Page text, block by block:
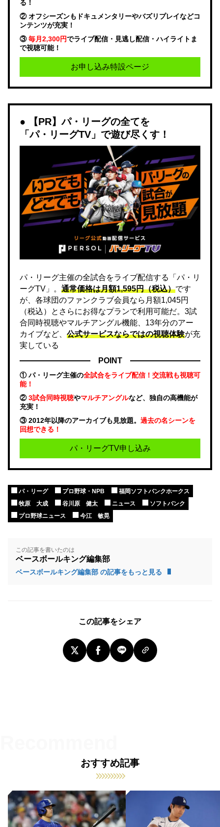
る！
② オフシーズンもドキュメンタリーやバズリプレイなどコ
ンテンツが充実！
③毎月2,300円でライブ配信・見逃し配信・ハイライトま
で視聴可能！
お申し込み特設ページ
【PR】パ・リーグの全てを
「パ・リーグTV」で遊び尽くす！
パ・リーグ主催の全試合をライブ配信する「パ・リ
ーグTV」。 通常価格は月額1,595円（税込）です
が、各球団のファンクラブ会員なら月額1,045円
（税込）とさらにお得なプランで利用可能だ。3試
合同時視聴やマルチアングル機能、13年分のアー
カイブなど、 公式サービスならではの視聴体験が充
実している
POINT
① パ・リーグ主催の全試合をライブ配信！交流戦も視聴可
能！
②3試合同時視聴やマルチアングルなど、独自の高機能が
充実！
③ 2012年以降のアーカイブも見放題。 過去の名シーンを
回想できる！
パ・リーグTV申し込み
パ・リーグ プロ野球・NPB
福岡ソフトバンクホークス
牧原 大成
谷川原 健太 ニュース
ソフトバンク
プロ野球ニュース
今江 敏晃
この記事を書いたのは
ベースボールキング編集部
ベースボールキング編集部 の記事をもっと見る
この記事をシェア
おすすめ記事